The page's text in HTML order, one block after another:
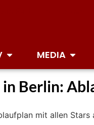
MEDIA
in Berlin: